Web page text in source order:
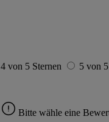
4 von 5 Sternen
5 von
Bitte wähle eine